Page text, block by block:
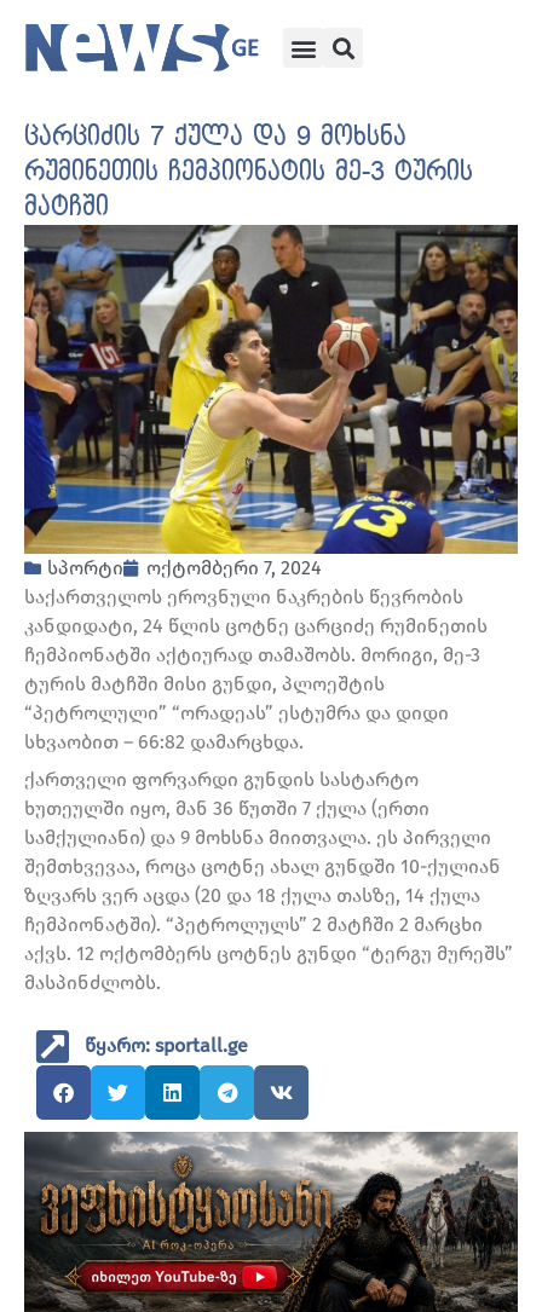
ცარციძის 7 ქულა და 9 მოხსნა
რუმინეთის ჩემპიონატის მე-3 ტურის
მატჩში
სპორტი
ოქტომბერი 7, 2024
საქართველოს ეროვნული ნაკრების წევრობის
კანდიდატი, 24 წლის ცოტნე ცარციძე რუმინეთის
ჩემპიონატში აქტიურად თამაშობს. მორიგი, მე-3
ტურის მატჩში მისი გუნდი, პლოეშტის
“პეტროლული” “ორადეას” ესტუმრა და დიდი
სხვაობით – 66:82 დამარცხდა.
ქართველი ფორვარდი გუნდის სასტარტო
ხუთეულში იყო, მან 36 წუთში 7 ქულა (ერთი
სამქულიანი) და 9 მოხსნა მიითვალა. ეს პირველი
შემთხვევაა, როცა ცოტნე ახალ გუნდში 10-ქულიან
ზღვარს ვერ აცდა (20 და 18 ქულა თასზე, 14 ქულა
ჩემპიონატში). “პეტროლულს” 2 მატჩში 2 მარცხი
აქვს. 12 ოქტომბერს ცოტნეს გუნდი “ტერგუ მურეშს”
მასპინძლობს.
წყარო: sportall.ge